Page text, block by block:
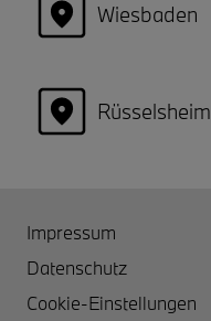
Wiesbaden
Rüsselsheim
Impressum
Datenschutz
Cookie-Einstellungen